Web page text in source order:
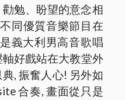
勉、盼望的意念相
同優質音樂節目在
義大利男高音歌唱
好戲站在大教堂外
, 振奮人心! 另外如
合奏, 畫面從只是